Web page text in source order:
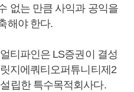
없는 만큼 사익과 공익을
해야 한다.
티파인은 LS증권이 결성
지에쿼티오퍼튜니티제2
립한 특수목적회사다.